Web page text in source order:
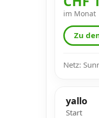
im Monat
Zu
Netz:
yallo
Start